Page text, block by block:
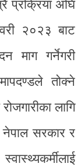
प्रक्रिया अघि
२०२३ बाट
माग गर्नेगरी
तोक्ने
लागि
सरकार र